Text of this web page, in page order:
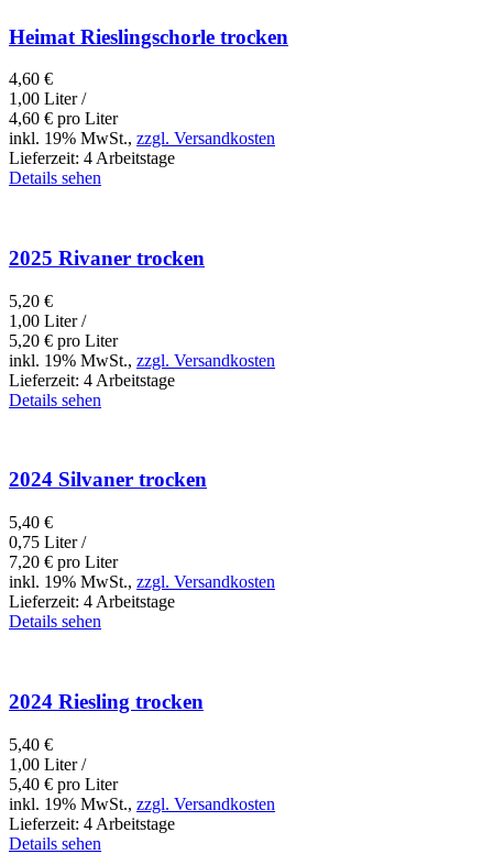
Heimat Rieslingschorle trocken
4,60 €
1,00 Liter /
4,60 € pro Liter
inkl. 19% MwSt., zzgl. Versandkosten
Lieferzeit: 4 Arbeitstage
Details sehen
2025 Rivaner trocken
5,20 €
1,00 Liter /
5,20 € pro Liter
inkl. 19% MwSt., zzgl. Versandkosten
Lieferzeit: 4 Arbeitstage
Details sehen
2024 Silvaner trocken
5,40 €
0,75 Liter /
7,20 € pro Liter
inkl. 19% MwSt., zzgl. Versandkosten
Lieferzeit: 4 Arbeitstage
Details sehen
2024 Riesling trocken
5,40 €
1,00 Liter /
5,40 € pro Liter
inkl. 19% MwSt., zzgl. Versandkosten
Lieferzeit: 4 Arbeitstage
Details sehen